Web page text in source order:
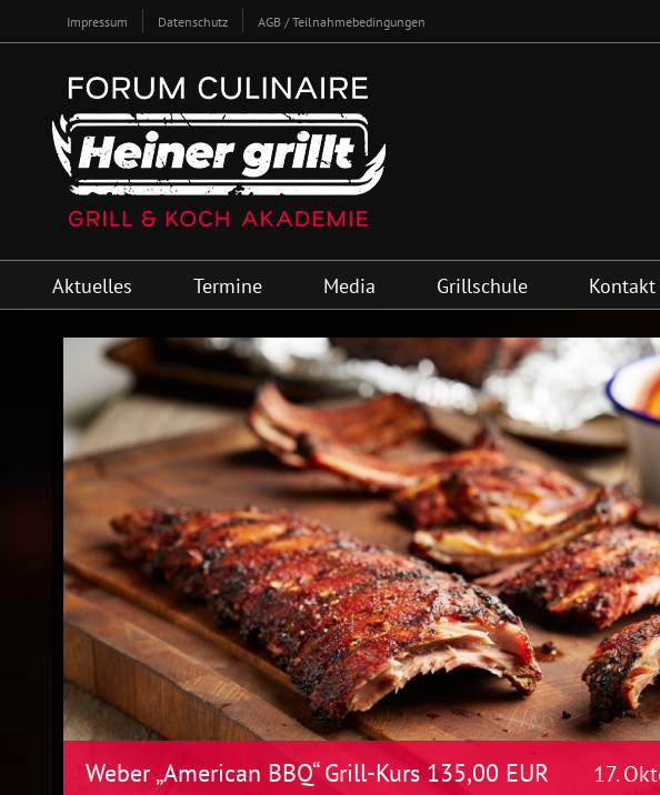
Inhalt
Impressum Datenschutz AGB / Teilnahmebedingungen
Aktuelles Termine Media Grillschule
Weber „American BBQ“ Grill-Kurs 135,00 EUR 17.